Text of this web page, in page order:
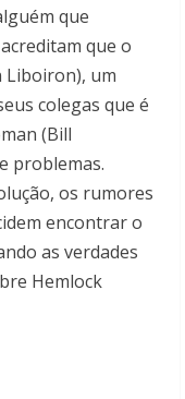
que
que o
Liboiron), um
colegas que é
(Bill
problemas.
os rumores
encontrar o
as verdades
Hemlock